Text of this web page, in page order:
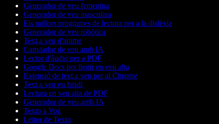
Generador de veu femenina
Generador de veu masculina
Els millors programes de lectura per a la dislèxia
Generador de veu robòtica
Text a veu d'anime
Canviador de veu amb IA
Lector d'àudio per a PDF
Google Docs pot llegir en veu alta
Extensió de text a veu per al Chrome
Text a veu en hindi
Lectura en veu alta de PDF
Generador de veu amb IA
Texto a Voz
Leitor de Texto